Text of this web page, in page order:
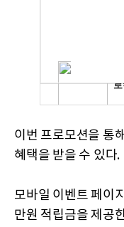
이번 프로모션을 통
혜택을 받을 수 있다.
모바일 이벤트 페이
만원 적립금을 제공